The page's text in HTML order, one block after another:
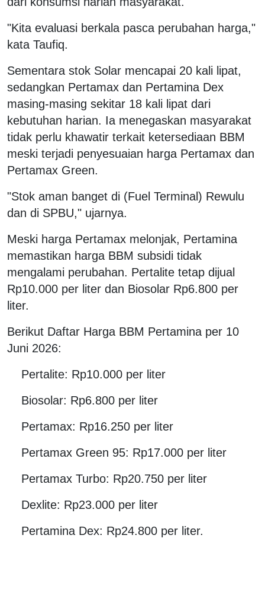
"Kita evaluasi berkala pasca perubahan harga,"
kata Taufiq.
Sementara stok Solar mencapai 20 kali lipat,
sedangkan Pertamax dan Pertamina Dex
masing-masing sekitar 18 kali lipat dari
kebutuhan harian. Ia menegaskan masyarakat
tidak perlu khawatir terkait ketersediaan BBM
meski terjadi penyesuaian harga Pertamax dan
Pertamax Green.
"Stok aman banget di (Fuel Terminal) Rewulu
dan di SPBU," ujarnya.
Meski harga Pertamax melonjak, Pertamina
memastikan harga BBM subsidi tidak
mengalami perubahan. Pertalite tetap dijual
Rp10.000 per liter dan Biosolar Rp6.800 per
liter.
Berikut Daftar Harga BBM Pertamina per 10
Juni 2026:
Pertalite: Rp10.000 per liter
Biosolar: Rp6.800 per liter
Pertamax: Rp16.250 per liter
Pertamax Green 95: Rp17.000 per liter
Pertamax Turbo: Rp20.750 per liter
Dexlite: Rp23.000 per liter
Pertamina Dex: Rp24.800 per liter.